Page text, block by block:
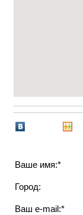
Ваше имя:*
Город:
Ваш e-mail:*